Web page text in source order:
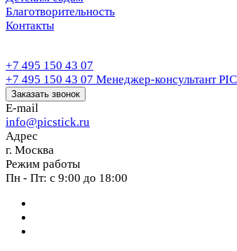
Благотворительность
Контакты
+7 495 150 43 07
+7 495 150 43 07 Менеджер-консультант
Заказать звонок
E-mail
info@picstick.ru
Адрес
г. Москва
Режим работы
Пн - Пт: с 9:00 до 18:00